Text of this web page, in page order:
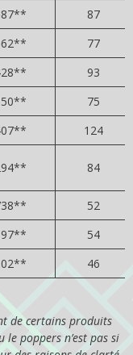
87
77
93
75
124
84
52
54
46
de certains produits
le poppers n’est pas si